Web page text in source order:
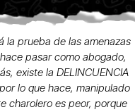
la prueba de las amenazas
pasar como abogado,
existe la DELINCUENCIA
lo que hace, manipulado
charolero es peor, porque